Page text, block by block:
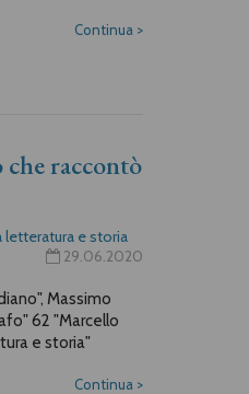
Continua >
raccontò
letteratura e storia
29.06.2020
Massimo
62 "Marcello
e storia"
Continua >